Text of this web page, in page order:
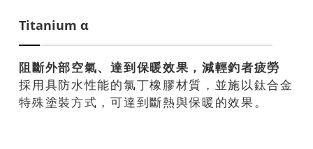
Titanium α
阻斷外部空氣、達到保暖效果，減輕釣者疲勞
採用具防水性能的氯丁橡膠材質，並施以鈦合金
特殊塗裝方式，可達到斷熱與保暖的效果。